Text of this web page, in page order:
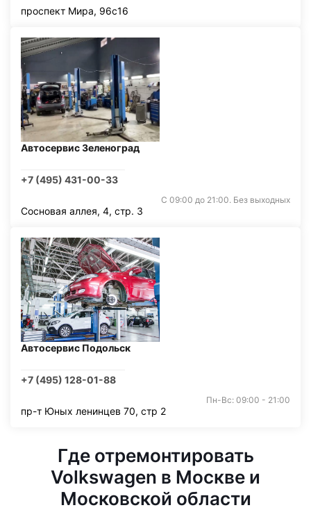
проспект Мира, 96с16
Автосервис Зеленоград
+7 (495) 431-00-33
С 09:00 до 21:00. Без выходных
Сосновая аллея, 4, стр. 3
Автосервис Подольск
+7 (495) 128-01-88
Пн-Вс: 09:00 - 21:00
пр-т Юных ленинцев 70, стр 2
Где отремонтировать
Volkswagen в Москве и
Московской области